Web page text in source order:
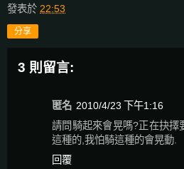
發表於 22:53
分享
3 則留言:
匿名 2010/4/23 下午1:16
請問騎起來會晃嗎?正在抉擇
這種的,我怕騎這種的會晃動.
回覆